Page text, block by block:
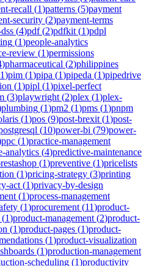
recall (1)patterns (5)payment
security (2)payment-terms
(4)pdf(2)pdfkit (1)pdpl
(1)people-analytics
review (1)permissions
)pharmaceutical (2)philippines
1)pim (1)pipa (1)pipeda (1)pipedrive
(1)pipl (1)pixel-perfect
(3)playwright (2)plex (1)plex-
plumbing (1)pm2 (1)pms (1)pnpm
(1)pos (9)post-brexit (1)post-
(10)power-bi (79)power-
ppc (1)practice-management
analytics (4)predictive-maintenance
(1)preventive (1)pricelists
(1)pricing-strategy (3)printing
act (1)privacy-by-design
(1)process-management
(1)procurement (11)product-
(1)product-management (2)product-
(1)product-pages (1)product-
(1)product-visualization
(1)production-management
scheduling (1)productivity